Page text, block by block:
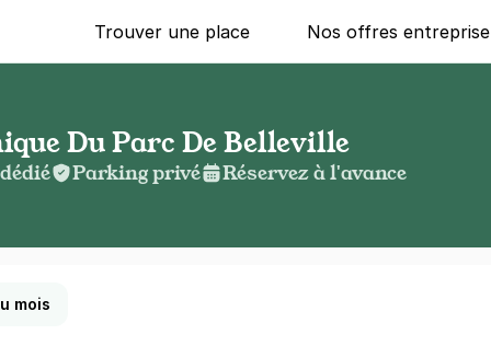
Trouver une place Nos offres entreprise
Du Parc De Belleville
Parking privé Réservez à l'avance
mois